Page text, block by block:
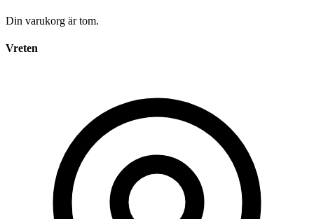
Din varukorg är tom.
Vreten